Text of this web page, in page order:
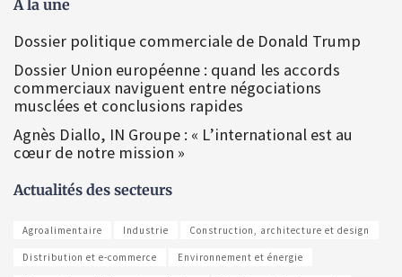
À la une
Dossier politique commerciale de Donald Trump
Dossier Union européenne : quand les accords
commerciaux naviguent entre négociations
musclées et conclusions rapides
Agnès Diallo, IN Groupe : « L’international est au
cœur de notre mission »
Actualités des secteurs
Agroalimentaire Industrie Construction, architecture et design
Distribution et e-commerce Environnement et énergie